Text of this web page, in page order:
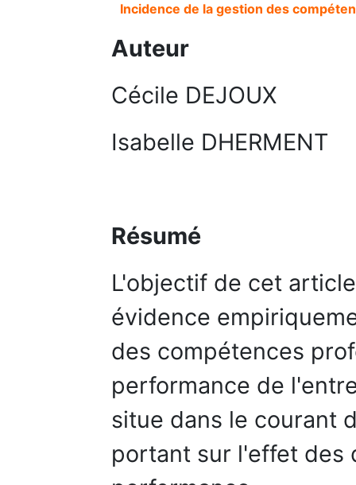
Incidence de la gestion des
Auteur
Cécile DEJOUX
Isabelle DHERMENT
Résumé
L'objectif de cet
évidence
des compétences
performance de
situe dans le courant
portant sur l'effet des